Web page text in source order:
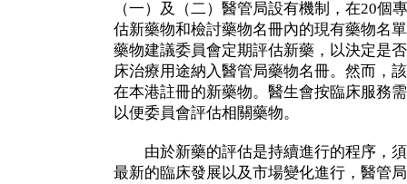
（一）及（二）醫管局設有機制，在20個
估新藥物和檢討藥物名冊內的現有藥物名
藥物建議委員會定期評估新藥，以決定是
床治療用途納入醫管局藥物名冊。然而，
在本港註冊的新藥物。醫生會按臨床服務
以便委員會評估相關藥物。
由於新藥的評估是持續進行的程序，須
最新的臨床發展以及市場變化進行，醫管